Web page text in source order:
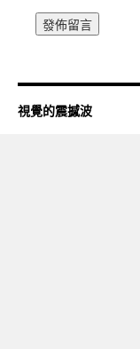
視覺的震撼波